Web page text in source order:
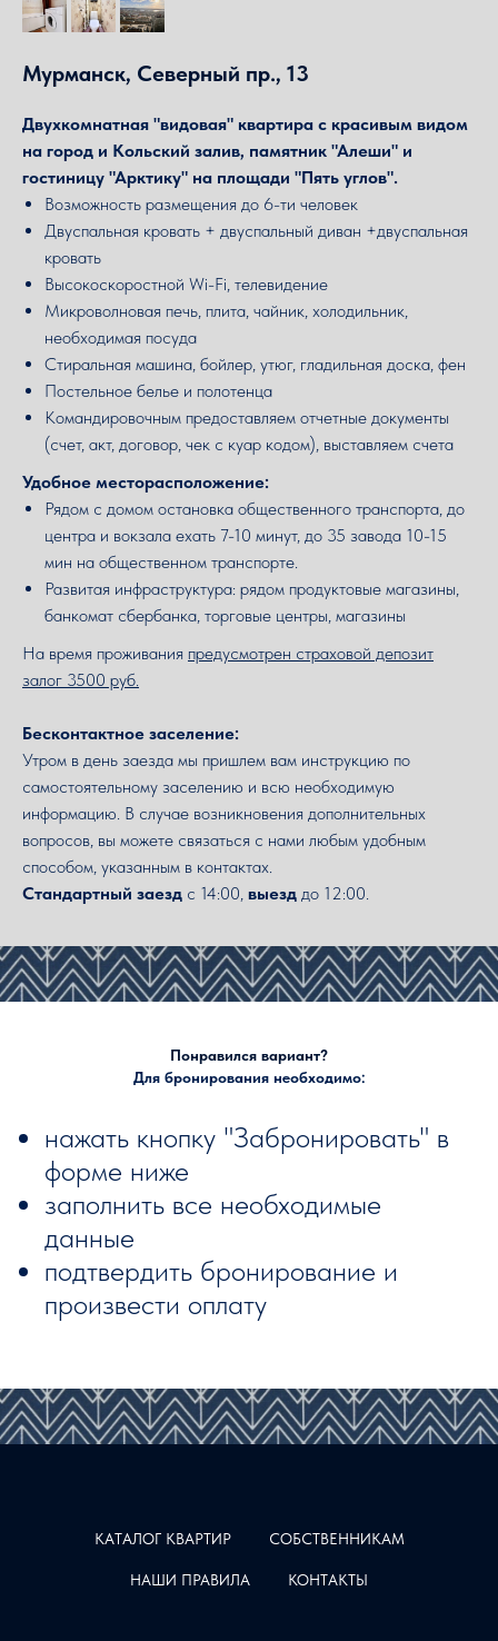
Мурманск, Северный пр., 13
Двухкомнатная "видовая" квартира с красивым видом
на город и Кольский залив, памятник "Алеши" и
гостиницу "Арктику" на площади "Пять углов".
Возможность размещения до 6-ти человек
Двуспальная кровать + двуспальный диван +двуспальная
кровать
Высокоскоростной Wi-Fi, телевидение
Микроволновая печь, плита, чайник, холодильник,
необходимая посуда
Стиральная машина, бойлер, утюг, гладильная доска, фен
Постельное белье и полотенца
Командировочным предоставляем отчетные документы
(счет, акт, договор, чек с куар кодом), выставляем счета
Удобное месторасположение:
Рядом с домом остановка общественного транспорта, до
центра и вокзала ехать 7-10 минут, до 35 завода 10-15
мин на общественном транспорте.
Развитая инфраструктура: рядом продуктовые магазины,
банкомат сбербанка, торговые центры, магазины
На время проживания предусмотрен страховой депозит
залог 3500 руб.
Бесконтактное заселение:
Утром в день заезда мы пришлем вам инструкцию по
самостоятельному заселению и всю необходимую
информацию. В случае возникновения дополнительных
вопросов, вы можете связаться с нами любым удобным
способом, указанным в контактах.
Стандартный заезд с 14:00, выезд до 12:00.
Понравился вариант?
Для бронирования необходимо:
нажать кнопку "Забронировать" в
форме ниже
заполнить все необходимые
данные
подтвердить бронирование и
произвести оплату
КАТАЛОГ КВАРТИР СОБСТВЕННИКАМ
НАШИ ПРАВИЛА КОНТАКТЫ